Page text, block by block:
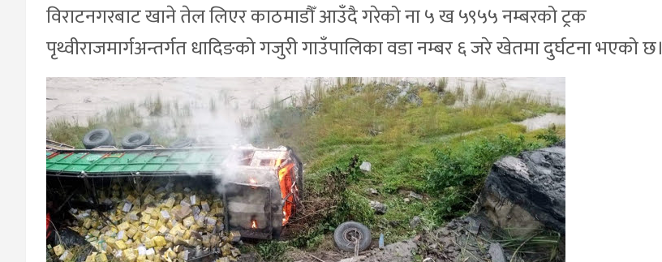
विराटनगरबाट खाने तेल लिएर काठमाडौँ आउँदै गरेको ना ५ ख ५९५५ नम्बरको ट्रक
पृथ्वीराजमार्गअन्तर्गत धादिङको गजुरी गाउँपालिका वडा नम्बर ६ जरे खेतमा दुर्घटना भएको छ।